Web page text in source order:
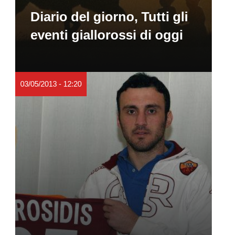
Diario del giorno, Tutti gli
eventi giallorossi di oggi
03/05/2013 - 12:20